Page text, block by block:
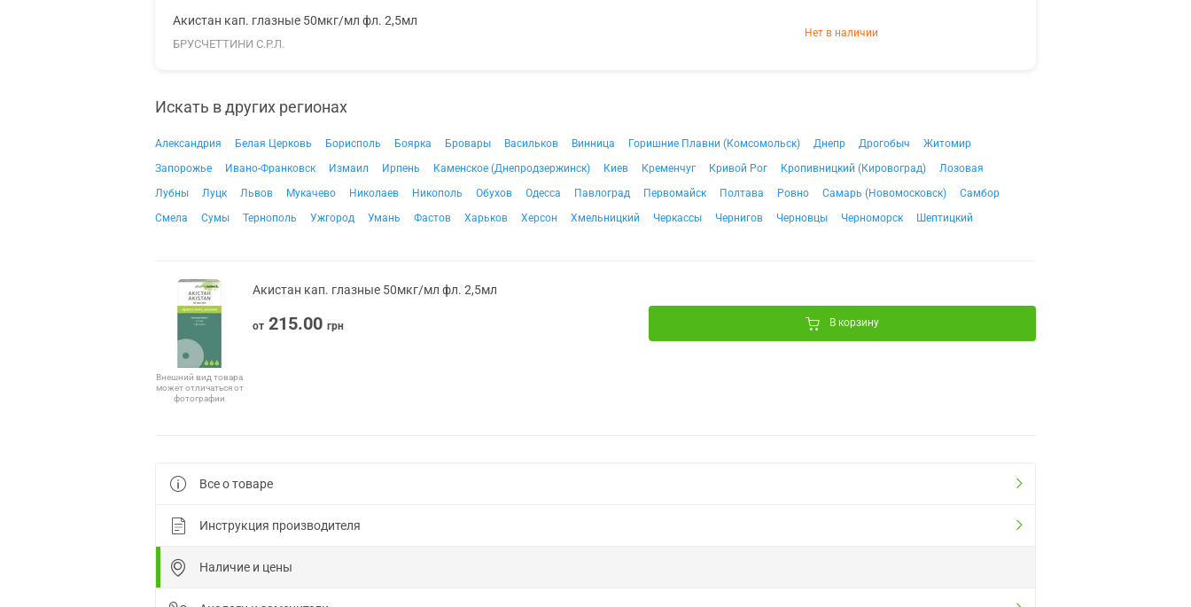
Акистан кап. глазные 50мкг/мл фл. 2,5мл
БРУСЧЕТТИНИ С.Р.Л.
Нет в наличии
Искать в других регионах
Александрия Белая Церковь Борисполь Боярка Бровары Васильков Винница Горишние Плавни (Комсомольск) Днепр Дрогобыч
Житомир
Запорожье
Ивано-Франковск Измаил Ирпень Каменское (Днепродзержинск) Киев Кременчуг Кривой Рог Кропивницкий (Кировоград)
Лозовая
Лубны
Луцк Львов Мукачево Николаев Никополь Обухов Одесса Павлоград Первомайск Полтава Ровно Самарь (Новомосковск)
Самбор
Смела
Сумы Тернополь Ужгород Умань Фастов Харьков Херсон Хмельницкий Черкассы Чернигов Черновцы Черноморск Шептицкий
Внешний вид товара
может отличаться от
фотографии
Акистан кап. глазные 50мкг/мл фл. 2,5мл
от 215.00 грн В корзину
Все о товаре
Инструкция производителя
Наличие и цены